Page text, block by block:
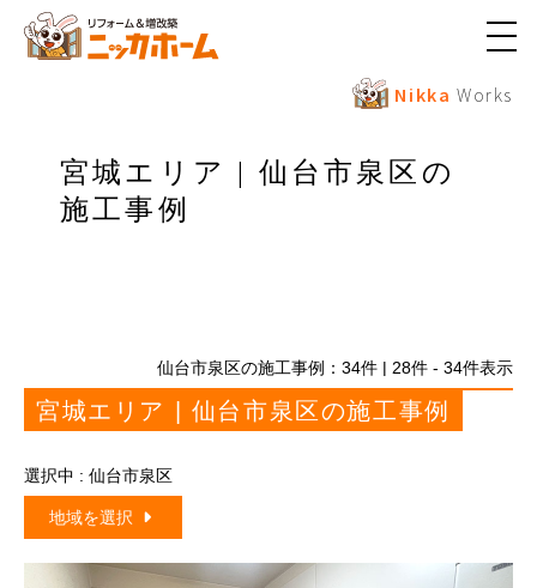
メ
ュ
Nikka Works
宮城エリア | 仙台市泉区の
施工事例
仙台市泉区の施工事例： 34件 | 28件 - 34件表示
宮城エリア | 仙台市泉区の施工事例
選択中 : 仙台市泉区
地域を選択